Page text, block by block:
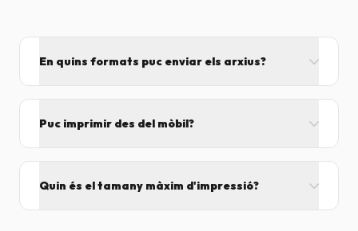
En quins formats puc enviar els arxius?
Word i Excel.
Puc imprimir des del mòbil?
Quin és el tamany màxim d'impressió?